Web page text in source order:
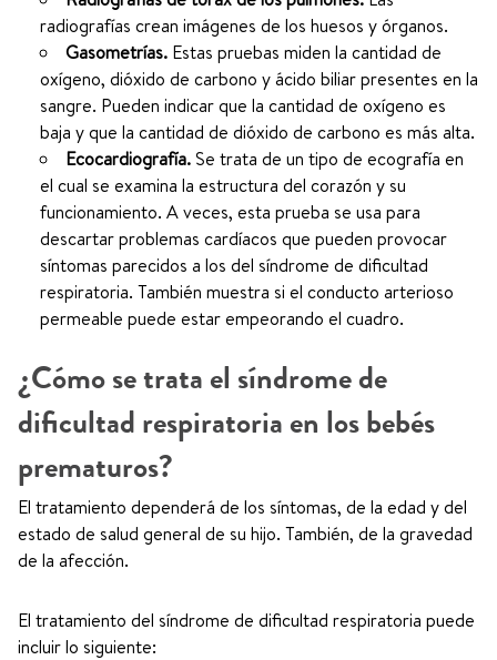
radiografías crean imágenes de los huesos y órganos.
Gasometrías. Estas pruebas miden la cantidad de
oxígeno, dióxido de carbono y ácido biliar presentes en la
sangre. Pueden indicar que la cantidad de oxígeno es
baja y que la cantidad de dióxido de carbono es más alta.
Ecocardiografía. Se trata de un tipo de ecografía en
el cual se examina la estructura del corazón y su
funcionamiento. A veces, esta prueba se usa para
descartar problemas cardíacos que pueden provocar
síntomas parecidos a los del síndrome de dificultad
respiratoria. También muestra si el conducto arterioso
permeable puede estar empeorando el cuadro.
¿Cómo se trata el síndrome de
dificultad respiratoria en los bebés
prematuros?
El tratamiento dependerá de los síntomas, de la edad y del
estado de salud general de su hijo. También, de la gravedad
de la afección.
El tratamiento del síndrome de dificultad respiratoria puede
incluir lo siguiente: